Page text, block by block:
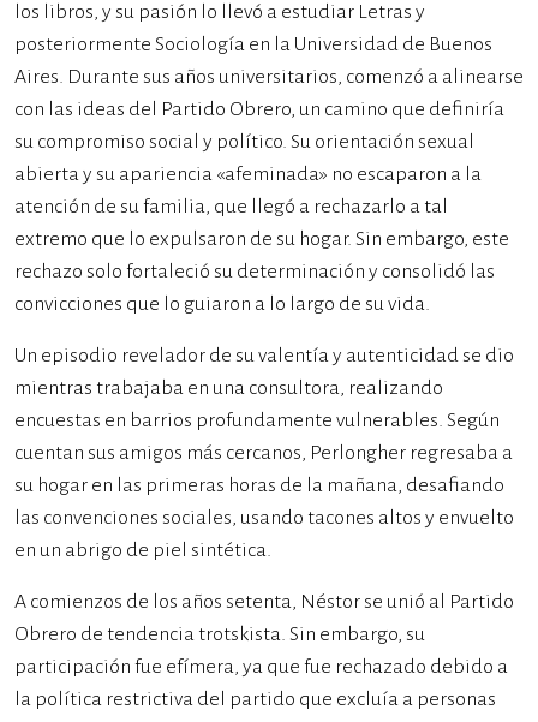
los libros, y su pasión lo llevó a estudiar Letras y
posteriormente Sociología en la Universidad de Buenos
Aires. Durante sus años universitarios, comenzó a alinearse
con las ideas del Partido Obrero, un camino que definiría
su compromiso social y político. Su orientación sexual
abierta y su apariencia «afeminada» no escaparon a la
atención de su familia, que llegó a rechazarlo a tal
extremo que lo expulsaron de su hogar. Sin embargo, este
rechazo solo fortaleció su determinación y consolidó las
convicciones que lo guiaron a lo largo de su vida.
Un episodio revelador de su valentía y autenticidad se dio
mientras trabajaba en una consultora, realizando
encuestas en barrios profundamente vulnerables. Según
cuentan sus amigos más cercanos, Perlongher regresaba a
su hogar en las primeras horas de la mañana, desafiando
las convenciones sociales, usando tacones altos y envuelto
en un abrigo de piel sintética.
A comienzos de los años setenta, Néstor se unió al Partido
Obrero de tendencia trotskista. Sin embargo, su
participación fue efímera, ya que fue rechazado debido a
la política restrictiva del partido que excluía a personas